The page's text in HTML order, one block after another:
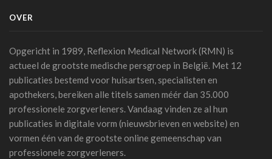
07 juli 2026 - 09:34
Belgische primeur: Imeldaziekenhuis zet AI in voor
scherpere beelden met minder straling in cathlab
06 juli 2026 - 10:49
AZ Oostende test AI-toepassing die consultaties
automatisch omzet in medische verslagen
02 juli 2026 - 14:35
OVER
Opgericht in 1989, Reflexion Medical Network (RMN) is
actueel de grootste medische persgroep in België. Met 12
publicaties bestemd voor huisartsen, specialisten en
apothekers, bereiken alle titels samen méér dan 35.000
professionele zorgverleners. Vandaag vinden ze al hun
publicaties in digitale vorm (nieuwsbrieven en website) en
vormen één van de grootste online gemeenschap van
professionele zorgverleners.